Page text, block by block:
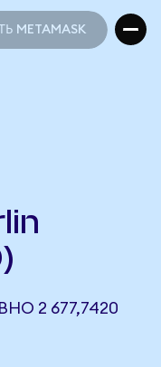
METAMASK
2 677,7420